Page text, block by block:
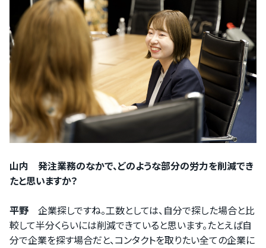
をご利用の方
PRONIアイミツメンバーズ
マイページにログイン
山内 発注業務のなかで、どのような部分の労力を削減でき
たと思いますか？
平野 企業探しですね。工数としては、自分で探した場合と比
較して半分くらいには削減できていると思います。たとえば自
分で企業を探す場合だと、コンタクトを取りたい全ての企業に